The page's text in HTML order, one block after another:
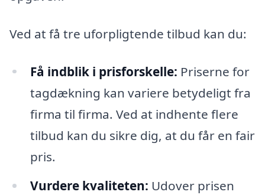
Ved at få tre uforpligtende tilbud kan du:
Få indblik i prisforskelle: Priserne for
tagdækning kan variere betydeligt fra
firma til firma. Ved at indhente flere
tilbud kan du sikre dig, at du får en fair
pris.
Vurdere kvaliteten: Udover prisen